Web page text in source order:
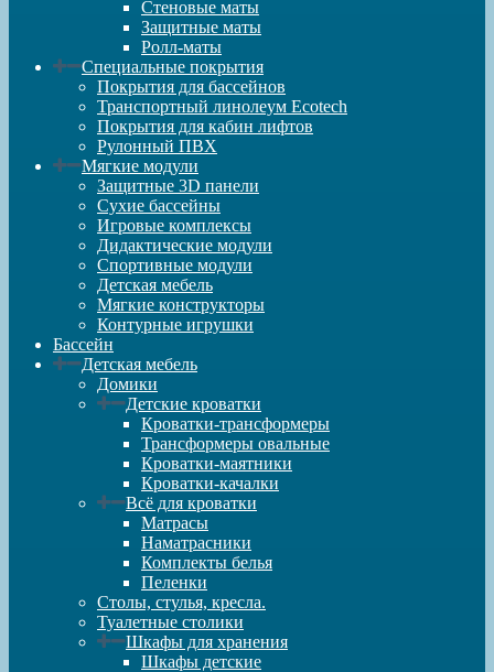
Стеновые маты
Защитные маты
Ролл-маты
Специальные покрытия
Покрытия для бассейнов
Транспортный линолеум Ecotech
Покрытия для кабин лифтов
Рулонный ПВХ
Мягкие модули
Защитные 3D панели
Сухие бассейны
Игровые комплексы
Дидактические модули
Спортивные модули
Детская мебель
Мягкие конструкторы
Контурные игрушки
Бассейн
Детская мебель
Домики
Детские кроватки
Кроватки-трансформеры
Трансформеры овальные
Кроватки-маятники
Кроватки-качалки
Всё для кроватки
Матрасы
Наматрасники
Комплекты белья
Пеленки
Столы, стулья, кресла.
Туалетные столики
Шкафы для хранения
Шкафы детские